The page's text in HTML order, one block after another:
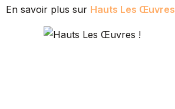
En savoir plus sur Hauts Les Œuvres